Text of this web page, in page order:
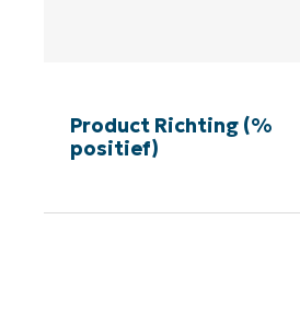
Product Richting (%
positief)